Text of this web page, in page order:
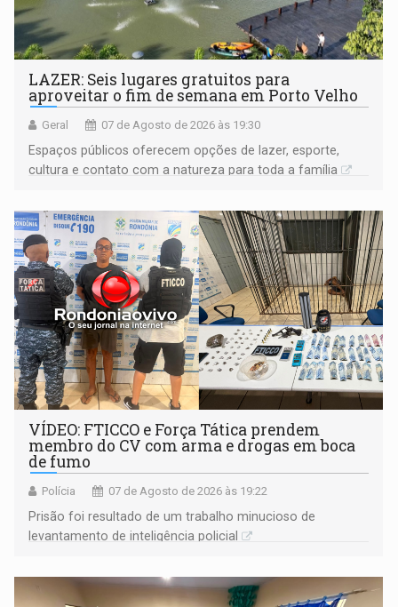
LAZER: Seis lugares gratuitos para
aproveitar o fim de semana em Porto Velho
Geral 07 de Agosto de 2026 às 19:30
Espaços públicos oferecem opções de lazer, esporte,
cultura e contato com a natureza para toda a família
VÍDEO: FTICCO e Força Tática prendem
membro do CV com arma e drogas em boca
de fumo
Polícia 07 de Agosto de 2026 às 19:22
Prisão foi resultado de um trabalho minucioso de
levantamento de inteligência policial